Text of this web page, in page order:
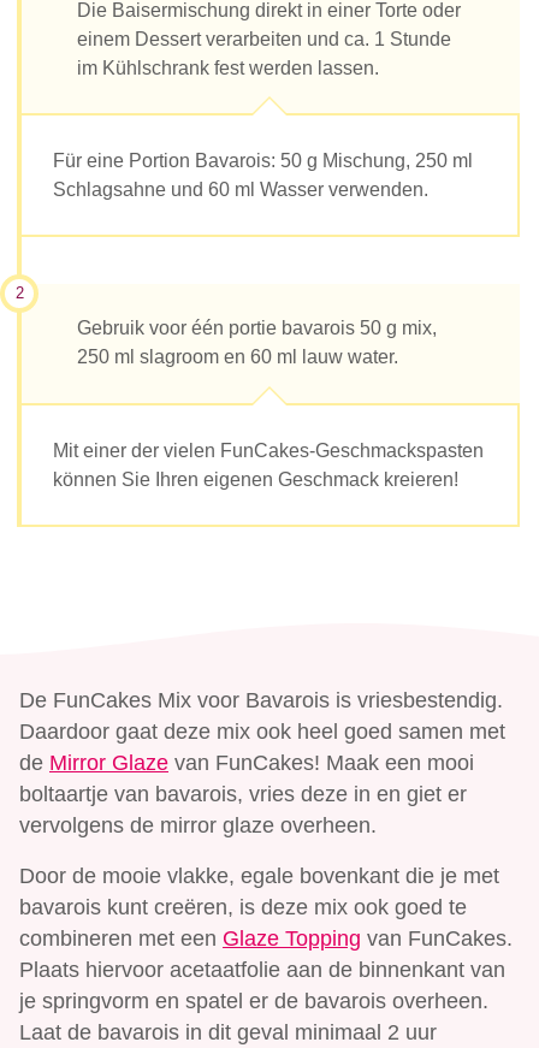
Die Baisermischung direkt in einer Torte oder
einem Dessert verarbeiten und ca. 1 Stunde
im Kühlschrank fest werden lassen.
Für eine Portion Bavarois: 50 g Mischung, 250 ml
Schlagsahne und 60 ml Wasser verwenden.
2
Gebruik voor één portie bavarois 50 g mix,
250 ml slagroom en 60 ml lauw water.
Mit einer der vielen FunCakes-Geschmackspasten
können Sie Ihren eigenen Geschmack kreieren!
De FunCakes Mix voor Bavarois is vriesbestendig.
Daardoor gaat deze mix ook heel goed samen met
de Mirror Glaze van FunCakes! Maak een mooi
boltaartje van bavarois, vries deze in en giet er
vervolgens de mirror glaze overheen.
Door de mooie vlakke, egale bovenkant die je met
bavarois kunt creëren, is deze mix ook goed te
combineren met een Glaze Topping van FunCakes.
Plaats hiervoor acetaatfolie aan de binnenkant van
je springvorm en spatel er de bavarois overheen.
Laat de bavarois in dit geval minimaal 2 uur